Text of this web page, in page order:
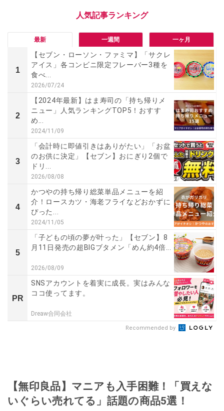
最新 一週間 一ヶ月
1
【セブン・ローソン・ファミマ】「サクレ
アイス」各コンビニ限定フレーバー3種を
食べ...
2026/07/24
2
【2024年最新】はま寿司の「持ち帰りメ
ニュー」人気ランキングTOP5！おすす
め...
2024/11/09
3
「会計時に即値引きはありがたい」「お盆
のお供に決定」【セブン】おにぎり2個で
ドリ...
2026/08/08
4
かつやの持ち帰り総菜単品メニューを紹
介！ロースカツ・海老フライなどおかずに
ぴった...
2024/11/05
5
「子どもの頃の夢が叶った」【セブン】8
月11日発売の超BIGブタメン「めん約4倍...
2026/08/09
PR
SNSアカウントを着実に成長。実はみんな
ココ使ってます。
Dreaw合同会社
Recommended by
【無印良品】マニアも入手困難！「買えな
いぐらい売れてる」話題の商品5選！